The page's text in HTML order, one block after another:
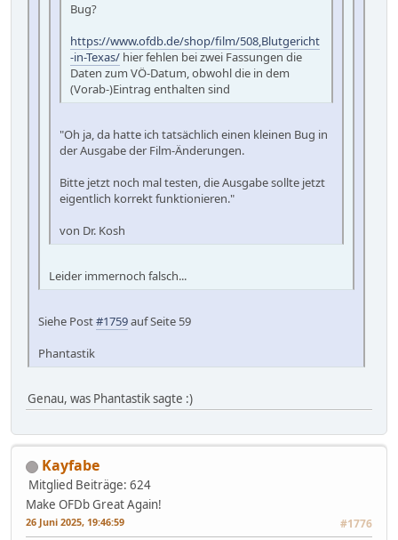
Bug?
https://www.ofdb.de/shop/film/508,Blutgericht
-in-Texas/ hier fehlen bei zwei Fassungen die
Daten zum VÖ-Datum, obwohl die in dem
(Vorab-)Eintrag enthalten sind
"Oh ja, da hatte ich tatsächlich einen kleinen Bug in
der Ausgabe der Film-Änderungen.
Bitte jetzt noch mal testen, die Ausgabe sollte jetzt
eigentlich korrekt funktionieren."
von Dr. Kosh
Leider immernoch falsch...
Siehe Post#1759auf Seite 59
Phantastik
Genau, was Phantastik sagte :)
Kayfabe
Mitglied Beiträge: 624
Make OFDb Great Again!
26 Juni 2025, 19:46:59 #1776